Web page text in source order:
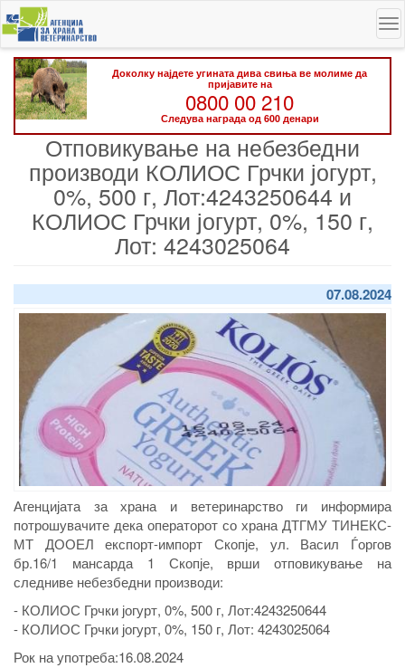
Skip
to
main
content
Доколку најдете угината дива свиња ве молиме да
пријавите на
0800 00 210
Следува награда од 600 денари
Отповикување на небезбедни
производи КОЛИОС Грчки јогурт,
0%, 500 г, Лот:4243250644 и
КОЛИОС Грчки јогурт, 0%, 150 г,
Лот: 4243025064
07.08.2024
Агенцијата за храна и ветеринарство ги информира
потрошувачите дека операторот со храна ДТГМУ ТИНЕКС-
МТ ДООЕЛ експорт-импорт Скопје, ул. Васил Ѓоргов
бр.16/1 мансарда 1 Скопје, врши отповикување на
следниве небезбедни производи:
- КОЛИОС Грчки јогурт, 0%, 500 г, Лот:4243250644
- КОЛИОС Грчки јогурт, 0%, 150 г, Лот: 4243025064
Рок на употреба:16.08.2024